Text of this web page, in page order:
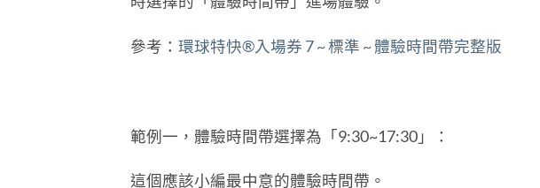
參考： 環球特快®入場券 7 ~ 標準 ~ 體驗時間帶完整版
範例一，體驗時間帶選擇為「9:30~17:30」：
這個應該小編最中意的體驗時間帶。